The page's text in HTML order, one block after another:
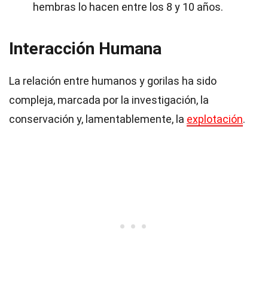
hembras lo hacen entre los 8 y 10 años.
Interacción Humana
La relación entre humanos y gorilas ha sido
compleja, marcada por la investigación, la
conservación y, lamentablemente, la explotación.